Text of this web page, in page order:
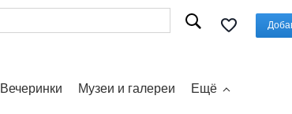
Вечеринки Музеи и галереи Ещё